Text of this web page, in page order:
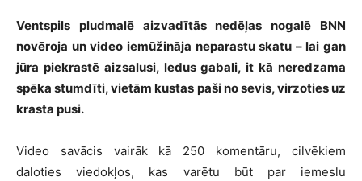
Ventspils pludmalē aizvadītās nedēļas nogalē BNN
novēroja un video iemūžināja neparastu skatu – lai gan
jūra piekrastē aizsalusi, ledus gabali, it kā neredzama
spēka stumdīti, vietām kustas paši no sevis, virzoties uz
krasta pusi.
Video savācis vairāk kā 250 komentāru, cilvēkiem
daloties viedokļos, kas varētu būt par iemeslu